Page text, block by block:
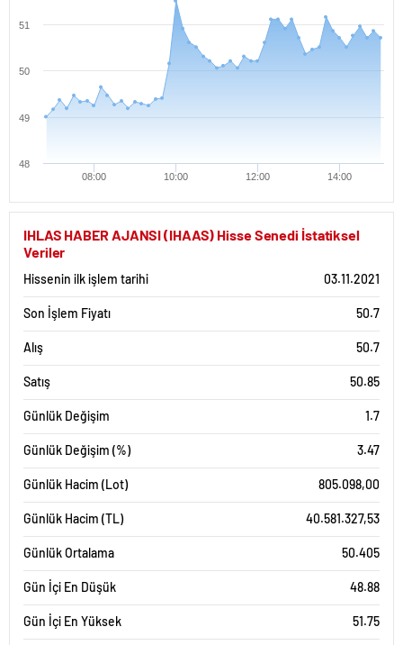
08:00 10:00 12:00 14:00
48
49
50
51
IHLAS HABER AJANSI (IHAAS) Hisse Senedi İstatiksel
Veriler
Hissenin ilk işlem tarihi 03.11.2021
Son İşlem Fiyatı 50.7
Alış 50.7
Satış 50.85
Günlük Değişim 1.7
Günlük Değişim (%) 3.47
Günlük Hacim (Lot) 805.098,00
Günlük Hacim (TL) 40.581.327,53
Günlük Ortalama 50.405
Gün İçi En Düşük 48.88
Gün İçi En Yüksek 51.75